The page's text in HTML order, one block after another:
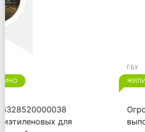
ЖИЛИЩНИК РАЙОНА ЛИАНОЗОВО
Огромное спасибо "ООО
выполненный договор от